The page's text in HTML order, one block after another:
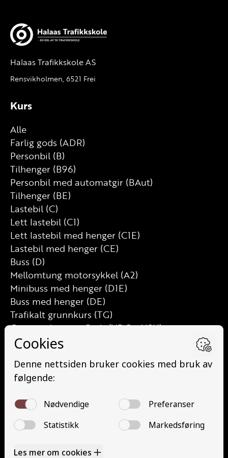
Halaas Trafikkskole AS
Rensvikholmen, 6521 Frei
Kurs
Alle
Farlig gods (ADR)
Personbil (B)
Tilhenger (B96)
Personbil med automatgir (BAut)
Tilhenger (BE)
Lastebil (C)
Lett lastebil (C1)
Lett lastebil med henger (C1E)
Lastebil med henger (CE)
Buss (D)
Mellomtung motorsykkel (A2)
Minibuss med henger (D1E)
Buss med henger (DE)
Trafikalt grunnkurs (TG)
Grunnutdanning Gods (YDG – YSK)
Grunnutdanning Person (YDP – YSK)
YSK Gods etterutdanning (EYDG)
Nettbasert teorikurs (Teorikurs)
Løfteredskap G11 (Løfteredskap G11)
Lastebilkran (G8) (Lastebilkran (G8))
Motorsykkel (A)